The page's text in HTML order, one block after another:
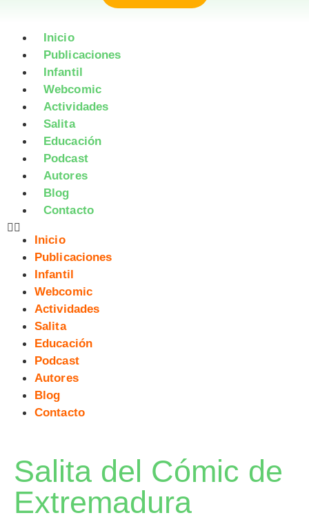
Inicio
Publicaciones
Infantil
Webcomic
Actividades
Salita
Educación
Podcast
Autores
Blog
Contacto
Inicio
Publicaciones
Infantil
Webcomic
Actividades
Salita
Educación
Podcast
Autores
Blog
Contacto
Salita del Cómic de
Extremadura